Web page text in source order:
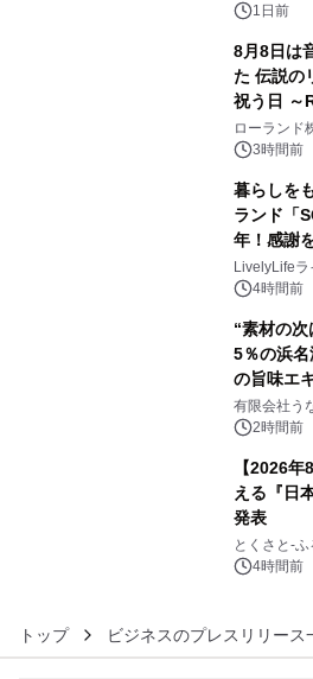
ボグッズ
1日前
8月8日は
た 伝説の
祝う日 ～
を展示し
催 英国ラ
アーティ
メーショ
ローランド
3時間前
暮らしを
ランド「
年！感謝
8月10日
LivelyLifeラ
4時間前
“素材の
5％の浜
の旨味エ
「井口の
有限会社う
2時間前
【2026
える『日
発表
とくさと-
4時間前
トップ ビジネスのプレスリリース